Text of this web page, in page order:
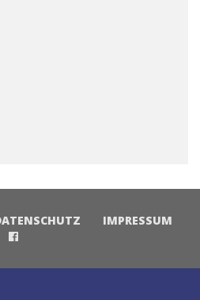
IMPRESSUM